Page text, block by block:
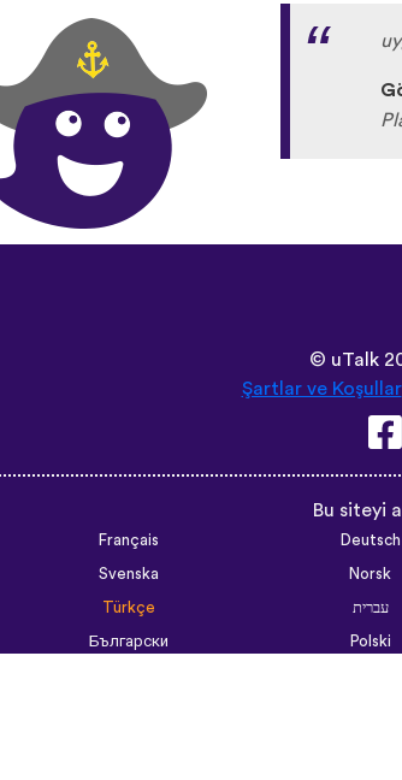
© uTalk
Şartlar ve Koşullar
Bu siteyi
Français Deutsch
Svenska Norsk
Türkçe עברית
Български Polski